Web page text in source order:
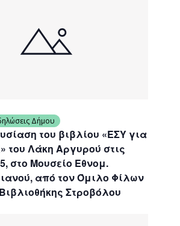
του βιβλίου «ΕΣΥ για
του Λάκη Αργυρού στις
στο Μουσείο Εθνομ.
από τον Όμιλο Φίλων
Στροβόλου
Δήμου